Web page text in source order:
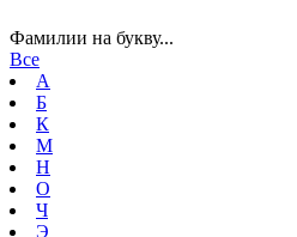
Фамилии на букву...
Все
А
Б
К
М
Н
О
Ч
Э